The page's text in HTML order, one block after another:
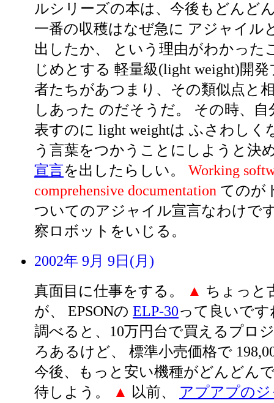
ルシリーズの本は、今後もどんど
一番の収穫はなぜ急に アジャイル
出したか、 という理由がわかった
じめとする 軽量級(light weight)開
者たちがあつまり、その類似点と
しあった のだそうだ。 その時、
表すのに light weightは ふさわしく
う言葉をつかうことにしようと決
宣言を出したらしい。 Working
comprehensive documentation てのが
ついてのアジャイル宣言なわけで
察ロボットをいじる。
2002年 9月 9日(月)
真面目に仕事をする。
▲ ちょっと
が、 EPSONの ELP-30って良いで
調べると、10万円台で買えるプロ
ろあるけど、 標準小売価格で
今後、もっと安い機種がどんどん
待しよう。
▲ 以前、 アプアプの